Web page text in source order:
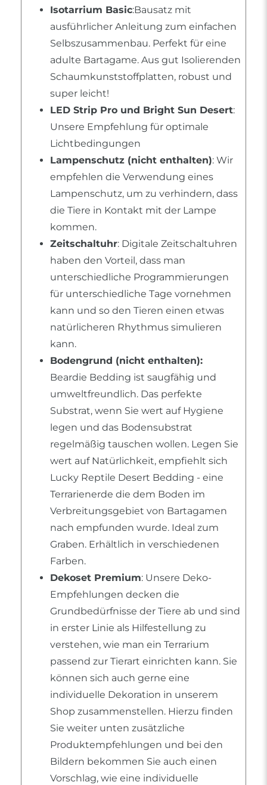
Isotarrium Basic:Bausatz mit
ausführlicher Anleitung zum einfachen
Selbszusammenbau. Perfekt für eine
adulte Bartagame. Aus gut Isolierenden
Schaumkunststoffplatten, robust und
super leicht!
LED Strip Pro und Bright Sun Desert:
Unsere Empfehlung für optimale
Lichtbedingungen
Lampenschutz (nicht enthalten): Wir
empfehlen die Verwendung eines
Lampenschutz, um zu verhindern, dass
die Tiere in Kontakt mit der Lampe
kommen.
Zeitschaltuhr: Digitale Zeitschaltuhren
haben den Vorteil, dass man
unterschiedliche Programmierungen
für unterschiedliche Tage vornehmen
kann und so den Tieren einen etwas
natürlicheren Rhythmus simulieren
kann.
Bodengrund (nicht enthalten):
Beardie Bedding ist saugfähig und
umweltfreundlich. Das perfekte
Substrat, wenn Sie wert auf Hygiene
legen und das Bodensubstrat
regelmäßig tauschen wollen. Legen Sie
wert auf Natürlichkeit, empfiehlt sich
Lucky Reptile Desert Bedding - eine
Terrarienerde die dem Boden im
Verbreitungsgebiet von Bartagamen
nach empfunden wurde. Ideal zum
Graben. Erhältlich in verschiedenen
Farben.
Dekoset Premium: Unsere Deko-
Empfehlungen decken die
Grundbedürfnisse der Tiere ab und sind
in erster Linie als Hilfestellung zu
verstehen, wie man ein Terrarium
passend zur Tierart einrichten kann. Sie
können sich auch gerne eine
individuelle Dekoration in unserem
Shop zusammenstellen. Hierzu finden
Sie weiter unten zusätzliche
Produktempfehlungen und bei den
Bildern bekommen Sie auch einen
Vorschlag, wie eine individuelle